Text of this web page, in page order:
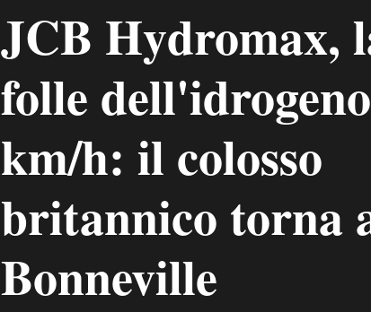
JCB Hydromax,
folle
km/h: il colosso
britannico torna
Bonneville